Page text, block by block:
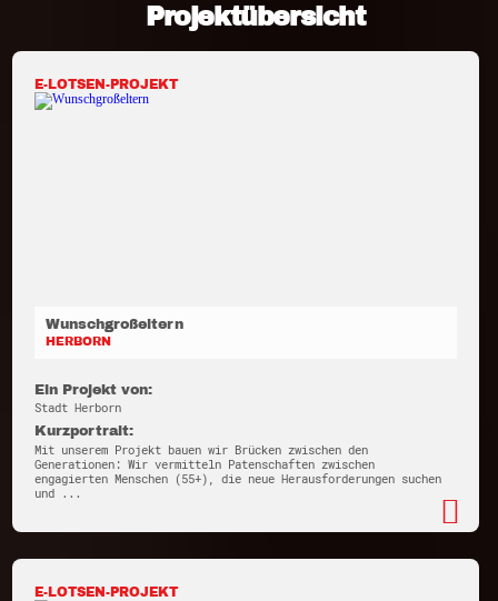
Projektübersicht
E-LOTSEN-PROJEKT
Wunschgroßeltern
HERBORN
Ein Projekt von:
Stadt Herborn
Kurzportrait:
Mit unserem Projekt bauen wir Brücken zwischen den
Generationen: Wir vermitteln Patenschaften zwischen
engagierten Menschen (55+), die neue Herausforderungen suchen
und ...
E-LOTSEN-PROJEKT